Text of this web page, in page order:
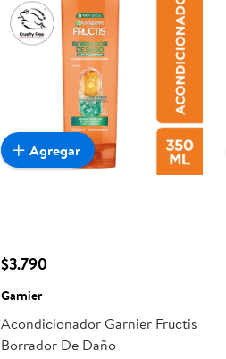
$3.790
Garnier
Acondicionador Garnier Fructis
Borrador De Daño
Agregar